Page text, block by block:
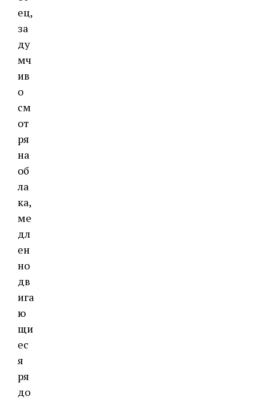
ец,
за
ду
мч
ив
о
см
от
ря
на
об
ла
ка,
ме
дл
ен
но
дв
ига
ю
щи
ес
я
ря
до